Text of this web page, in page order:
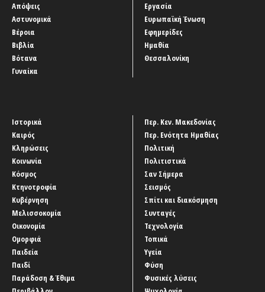
Απόψεις
Αστυνομικά
Βέροια
Βιβλία
Βότανα
Γυναίκα
Εργασία
Ευρωπαϊκή Ένωση
Εφημερίδες
Ημαθία
Θεσσαλονίκη
Ιστορικά
Καιρός
Κληρώσεις
Κοινωνία
Κόσμος
Κτηνοτροφία
Κυβέρνηση
Μελισσοκομία
Οικονομία
Ομορφιά
Παιδεία
Παιδί
Παράδοση & Έθιμα
Περ. Κεν. Μακεδονίας
Περ. Ενότητα Ημαθίας
Πολιτική
Πολιτιστικά
Σαν Σήμερα
Σεισμός
Σπίτι και διακόσμηση
Συνταγές
Τεχνολογία
Τοπικά
Υγεία
Φύση
Φυσικές λύσεις